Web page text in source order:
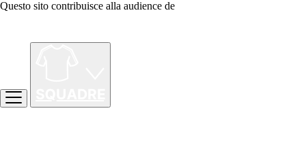
Questo sito contribuisce alla audience de